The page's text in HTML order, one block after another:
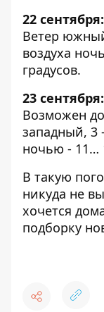
22 сентября:
Ветер
воздуха
градусов.
23 сентября:
Возможен
западный, 3
ночью - 11…
В такую
никуда не
хочется
подборку